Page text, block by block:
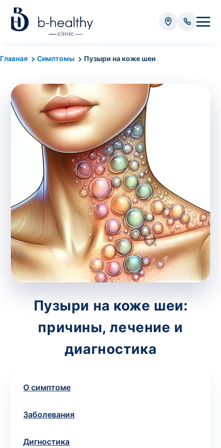
Главная Симптомы Пузыри на коже шеи
Пузыри на коже шеи:
причины, лечение и
диагностика
О симптоме
Заболевания
Дигностика
Анализы
анализа):
Стоимость забора крови - 50 грн
Стоимость забора биоматериала (кроме
крови) – от 35 грн
Итого: 0 грн
Попередній запис на дослідження не
потрібний. Виняток становлять мазки та
зіскрібки. Взяття біоматеріалу для них
виконує лікар – необхідийзапись к
специалисту.
Номер телефона